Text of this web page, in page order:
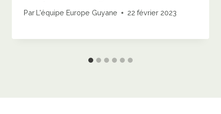
Par L'équipe Europe Guyane 22 février 2023